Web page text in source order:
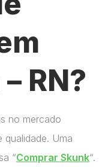
RN?
no mercado
qualidade. Uma
“Comprar Skunk“.